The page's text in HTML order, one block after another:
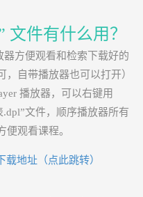
文件有什么用？
器方便观看和检索下载好的
自带播放器也可以打开）
播放器，可以右键用
文件，顺序播放器所有
便观看课程。
载地址（点此跳转）